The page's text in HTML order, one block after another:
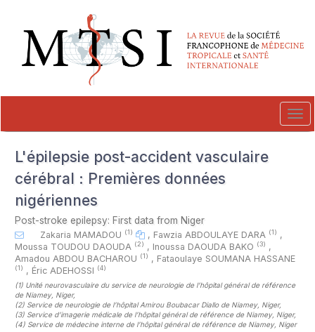
##plugins.themes.novelty.accessible_menu.main_navigation##
##plugins.themes.novelty.accessible_menu.main_content##
##plugins.themes.novelty.accessible_menu.sidebar##
L'épilepsie post-accident vasculaire
cérébral : Premières données
nigériennes
Post-stroke epilepsy: First data from Niger
Zakaria MAMADOU (1) , Fawzia ABDOULAYE DARA (1) ,
Moussa TOUDOU DAOUDA (2) , Inoussa DAOUDA BAKO (3) ,
Amadou ABDOU BACHAROU (1) , Fataoulaye SOUMANA HASSANE
(1) , Éric ADEHOSSI (4)
(1) Unité neurovasculaire du service de neurologie de l’hôpital général de référence
de Niamey, Niger,
(2) Service de neurologie de l’hôpital Amirou Boubacar Diallo de Niamey, Niger,
(3) Service d’imagerie médicale de l’hôpital général de référence de Niamey, Niger,
(4) Service de médecine interne de l’hôpital général de référence de Niamey, Niger